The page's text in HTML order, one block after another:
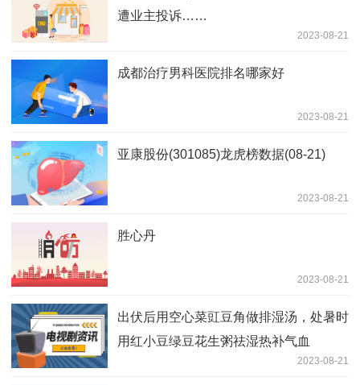
遭业主投诉……
2023-08-21
成都治疗男科医院排名哪家好
2023-08-21
亚康股份(301085)龙虎榜数据(08-21)
2023-08-21
胜心丹
2023-08-21
出伏后用空心菜豇豆角做排湿汤，处暑时
用红小豆绿豆花生粥祛湿热补气血
2023-08-21